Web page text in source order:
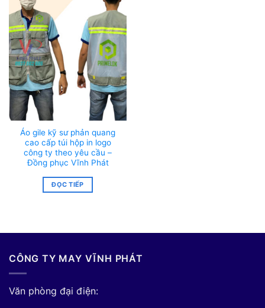
Áo gile kỹ sư phản quang
cao cấp túi hộp in logo
công ty theo yêu cầu –
Đồng phục Vĩnh Phát
ĐỌC TIẾP
CÔNG TY MAY VĨNH PHÁT
Văn phòng đại điện: